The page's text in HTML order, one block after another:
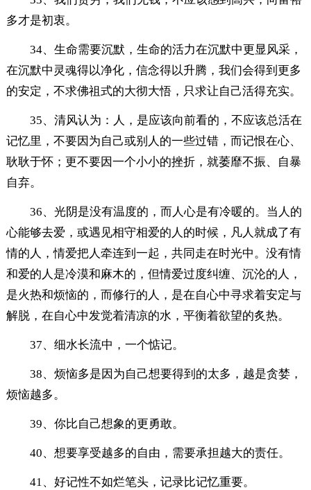
多才是初衷。
34、生命需要沉默，生命的活力在沉默中更显风采，
在沉默中灵魂得以净化，信念得以升腾，我们会得到更多
的安定，不求佛祖式的大彻大悟，只求让自己活得充实。
35、清风认为：人，是应该向前看的，不应该总活在
记忆里，不要因为自己或别人的一些过错，而记恨在心、
耿耿于怀；更不要因一个小小的挫折，就萎靡不振、自暴
自弃。
36、光阴是没有温度的，而人心是有冷暖的。当人的
心能够去爱，或遇见相守相爱的人的时候，凡人就成了有
情的人，情爱把人牵连到一起，共同走在时光中。没有情
和爱的人是冷漠和麻木的，但情爱过度纠缠、沉沦的人，
是火热和烦恼的，而修行的人，是在自心中寻求着安定与
解脱，在自心中发觉着清凉的水，平衡着欲望的炙热。
37、细水长流中，一个惦记。
38、烦恼多是因为自己想要得到的太多，越是贪婪，
烦恼越多。
39、你比自己想象的更勇敢。
40、想要享受越多的自由，需要承担越大的责任。
41、好记性不如烂笔头，记录比记忆重要。